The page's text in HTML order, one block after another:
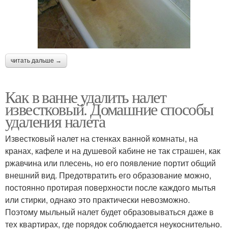
читать дальше →
Как в ванне удалить налет
известковый. Домашние способы
удаления налета
Известковый налет на стенках ванной комнаты, на
кранах, кафеле и на душевой кабине не так страшен, как
ржавчина или плесень, но его появление портит общий
внешний вид. Предотвратить его образование можно,
постоянно протирая поверхности после каждого мытья
или стирки, однако это практически невозможно.
Поэтому мыльный налет будет образовываться даже в
тех квартирах, где порядок соблюдается неукоснительно.